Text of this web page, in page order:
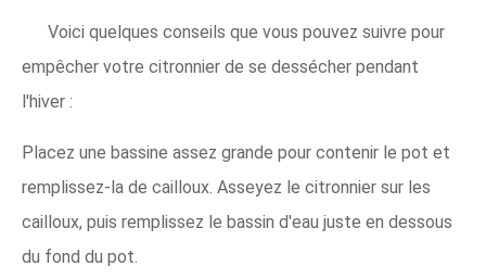
Voici quelques conseils que vous pouvez suivre pour
empêcher votre citronnier de se dessécher pendant
l'hiver :
Placez une bassine assez grande pour contenir le pot et
remplissez-la de cailloux. Asseyez le citronnier sur les
cailloux, puis remplissez le bassin d'eau juste en dessous
du fond du pot.